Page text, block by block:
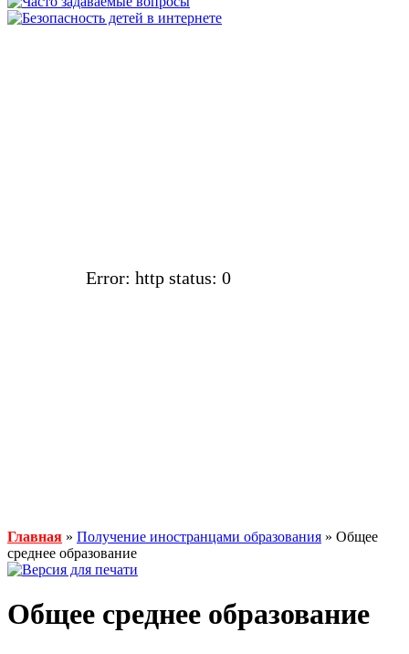
Error: http status: 0
Главная » Получение иностранцами образования » Общее
среднее образование
Общее среднее образование